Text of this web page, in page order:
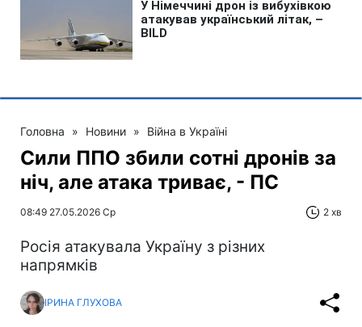
Головна » Новини » Війна в Україні
Сили ППО збили сотні дронів за
ніч, але атака триває, - ПС
08:49 27.05.2026 Ср 2 хв
Росія атакувала Україну з різних
напрямків
ІРИНА ГЛУХОВА